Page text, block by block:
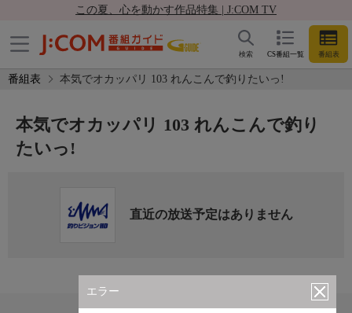
この夏、心を動かす作品特集 | J:COM TV
CS番組一覧 番組表
検索
番組表 本気でオカッパリ 103 れんこんで釣りたいっ!
エラー
本気でオカッパリ 103 れんこんで釣り
たいっ!
直近の放送予定はありません